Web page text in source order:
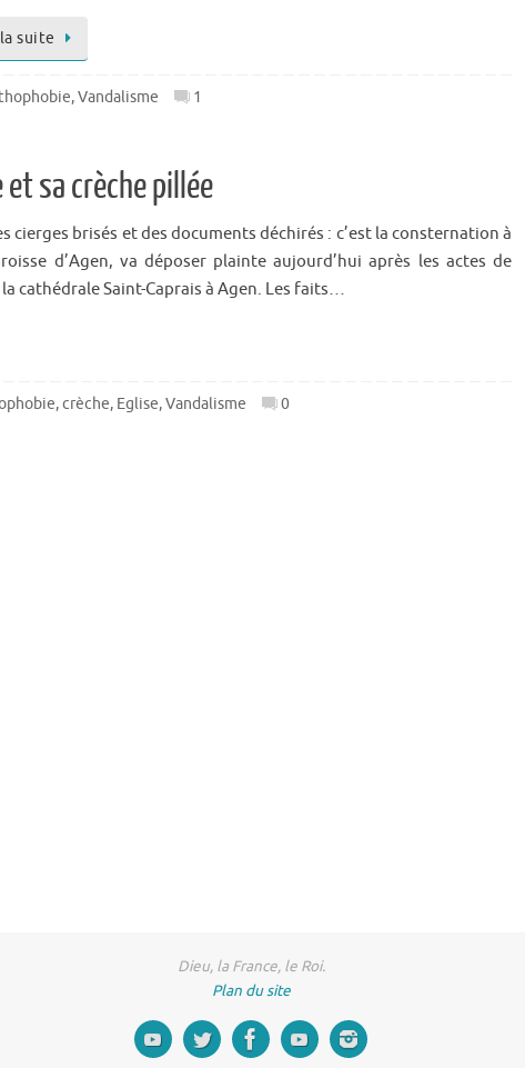
suite
,Vandalisme 1
sa crèche pillée
cierges brisés et des documents déchirés : c’est la consternation à
d’Agen, va déposer plainte aujourd’hui après les actes de
cathédrale Saint-Caprais à Agen. Les faits…
,crèche, Eglise,Vandalisme 0
Dieu, la France, le Roi.
Plan du site